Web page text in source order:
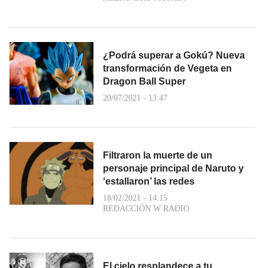
¿Podrá superar a Gokú? Nueva
transformación de Vegeta en
Dragon Ball Super
20/07/2021 - 13:47
Filtraron la muerte de un
personaje principal de Naruto y
‘estallaron’ las redes
18/02/2021 - 14:15
REDACCIÓN W RADIO
El cielo resplandece a tu